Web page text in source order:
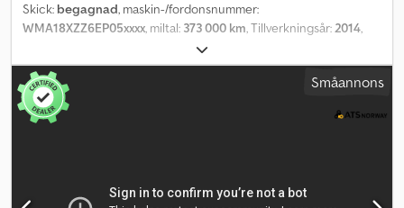
Skick: begagnad, maskin-/fordonsnummer:
WMA18XZZ6EP05xxxx, miltal: 373 000 km, Tillverkningsår:2014,
Vänligen ange referensnummer vid förfrågan: 23526
Specifikationer: Mätarställning: 373 000 km Växellåda: Automat
Fjädring: Stål fram och luft bak Retarder Euro 6, 480 hk Bra däck
6x2 med styrd 3:e axel Snöplogsutrustning Spridarhydraulik HIAB-
påbyggnad 18T kroklyft med vikarm Fjärrkontroll Dragkrok VBG
Ref Beskrivning: 2014 MAN TGX 26.480 6x2 krokbil med
Småannons